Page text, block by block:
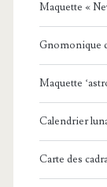
Maquette «
Gnomonique
Maquette
Calendrier
Carte des